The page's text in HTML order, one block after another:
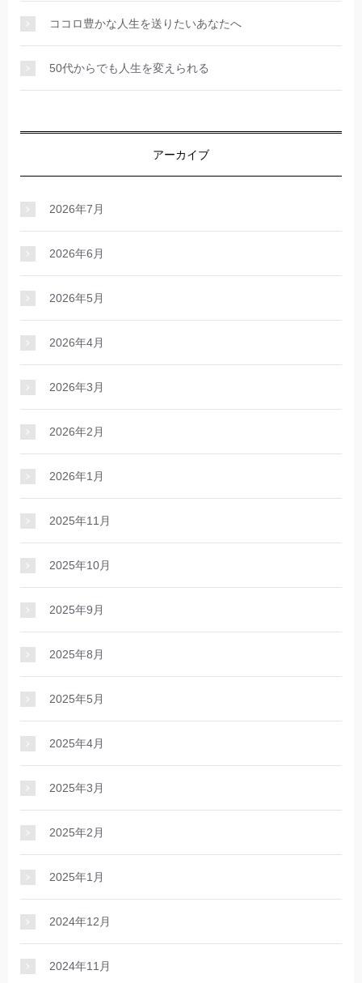
ココロ豊かな人生を送りたいあなたへ
50代からでも人生を変えられる
アーカイブ
2026年7月
2026年6月
2026年5月
2026年4月
2026年3月
2026年2月
2026年1月
2025年11月
2025年10月
2025年9月
2025年8月
2025年5月
2025年4月
2025年3月
2025年2月
2025年1月
2024年12月
2024年11月